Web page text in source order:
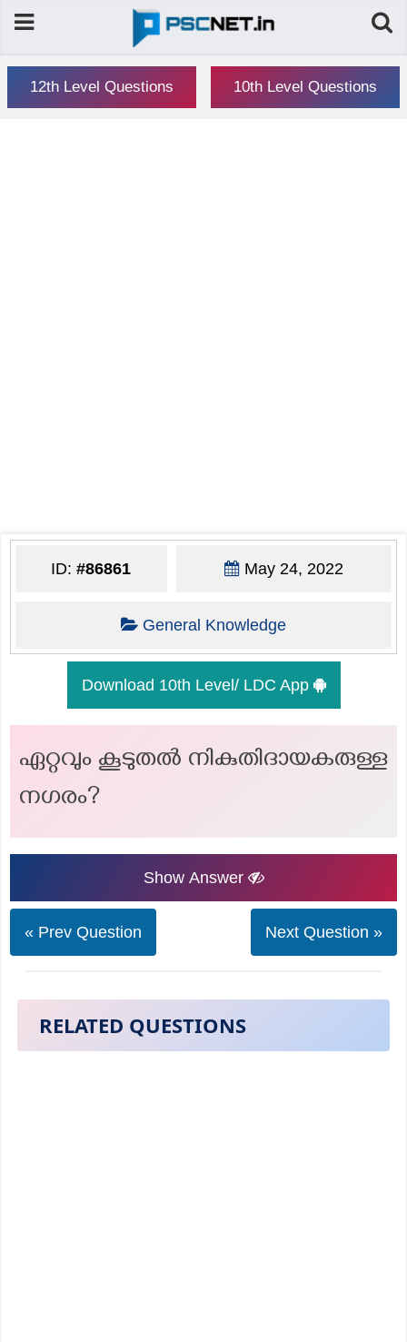
12th Level Questions 10th Level Questions
ID:#86861 May 24, 2022
General Knowledge
Download 10th Level/ LDC App
ഏറ്റവും കൂടുതൽ നികുതിദായകരുള്ള
നഗരം?
Show Answer
« Prev Question Next Question »
RELATED QUESTIONS